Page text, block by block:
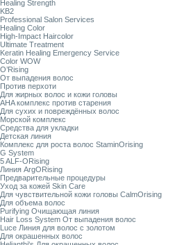
Healing Strength
KB2
Professional Salon Services
Healing Color
High-Impact Haircolor
Ultimate Treatment
Keratin Healing Emergency Service
Color WOW
O’Rising
От выпадения волос
Против перхоти
Для жирных волос и кожи головы
AHA комплекс против старения
Для сухих и повреждённых волос
Морской комплекс
Средства для укладки
Детская линия
Комплекс для роста волос StaminOrising
G System
5 ALF-ORising
Линия ArgORising
Предварительные процедуры
Уход за кожей Skin Care
Для чувствительной кожи головы CalmOrising
Для объема волос
Purifying Очищающая линия
Hair Loss System От выпадения волос
Luce Линия для волос с золотом
Для окрашенных волос